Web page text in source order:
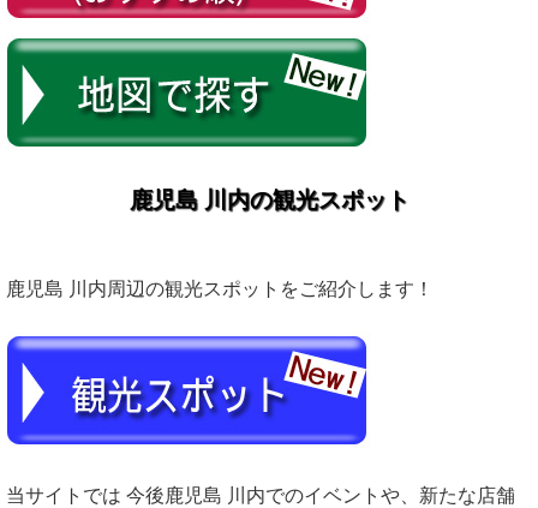
鹿児島 川内の観光スポット
鹿児島 川内周辺の観光スポットをご紹介します！
当サイトでは 今後鹿児島 川内でのイベントや、新たな店舗